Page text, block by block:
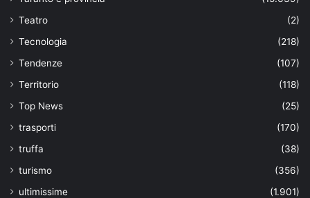
Teatro
(2)
Tecnologia
(218)
Tendenze
(107)
Territorio
(118)
Top News
(25)
trasporti
(170)
truffa
(38)
turismo
(356)
ultimissime
(1.901)